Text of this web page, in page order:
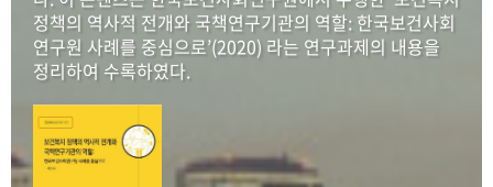
50+1주년 기념
성과 50선 숫자로 보는 50년
세계와 함께 한 KIHASA
정책의 역사적 전개와 국책연구기관의 역할: 한국보건사회
연구원 사례를 중심으로’(2020) 라는 연구과제의 내용을
정리하여 수록하였다.